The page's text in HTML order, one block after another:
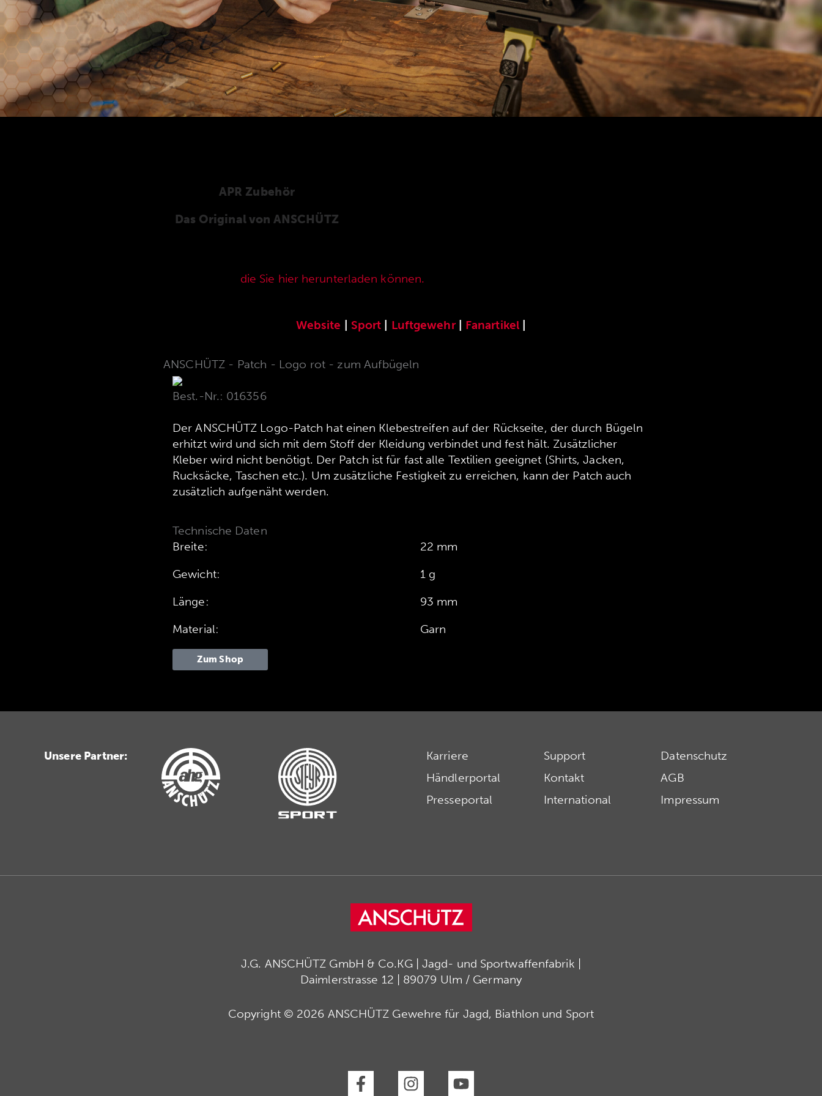
APR Zubehör
Das Original von ANSCHÜTZ
die Sie hier herunterladen können.
Website Sport Luftgewehr| Fanartikel|
ANSCHÜTZ - Patch - Logo rot - zum Aufbügeln
Best.-Nr.: 016356
Der ANSCHÜTZ Logo-Patch hat einen Klebestreifen auf der Rückseite, der durch Bügeln
erhitzt wird und sich mit dem Stoff der Kleidung verbindet und fest hält. Zusätzlicher
Kleber wird nicht benötigt. Der Patch ist für fast alle Textilien geeignet (Shirts, Jacken,
Rucksäcke, Taschen etc.). Um zusätzliche Festigkeit zu erreichen, kann der Patch auch
zusätzlich aufgenäht werden.
Technische Daten
Breite:
22 mm
Gewicht:
1 g
Länge:
93 mm
Material:
Garn
Zum Shop
Unsere Partner:
Karriere
Händlerportal
Presseportal
Support
Kontakt
International
Datenschutz
AGB
Impressum
J.G. ANSCHÜTZ GmbH & Co.KG | Jagd- und Sportwaffenfabrik |
Daimlerstrasse 12 | 89079 Ulm / Germany
Copyright © 2026 ANSCHÜTZ Gewehre für Jagd, Biathlon und Sport